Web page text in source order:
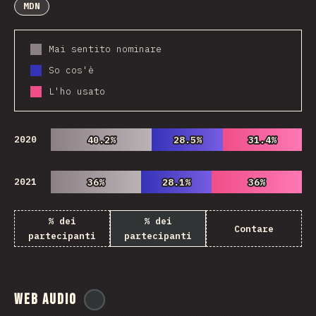
MDN
Mai sentito nominare
So cos'è
L'ho usato
2020 40.2%
40.2% 28.5%
28.5% 31.4%
31.4%
2021 36%
36% 28.1%
28.1% 36%
36%
% dei
partecipanti
% dei
partecipanti
Contare
Web Audio